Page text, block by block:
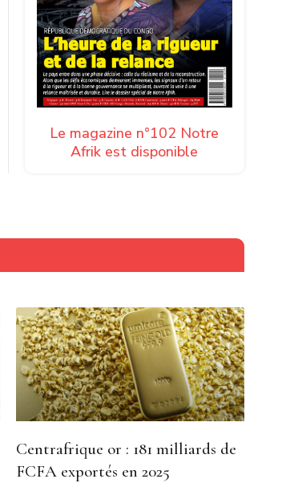
Le magazine n°102 Notre
Afrik est disponible
Centrafrique or : 181 milliards de
FCFA exportés en 2025